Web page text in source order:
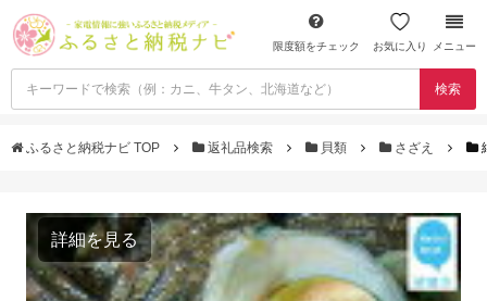
限度額をチェック お気に入り メニュー
検索
ふるさと納税ナビ TOP 返礼品検索 貝類 さざえ
詳細を見る